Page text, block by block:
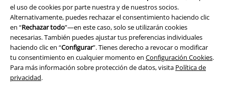
el uso de cookies por parte nuestra y de nuestros socios.
Alternativamente, puedes rechazar el consentimiento haciendo clic
en “Rechazar todo”—en este caso, solo se utilizarán cookies
necesarias. También puedes ajustar tus preferencias individuales
haciendo clic en “Configurar”. Tienes derecho a revocar o modificar
tu consentimiento en cualquier momento en Configuración Cookies.
Para más información sobre protección de datos, visita Política de
privacidad.
Aviso Legal
Ley protección de datos
Eliminación de residuos y protección del medioambiente
Declaración de Conformidad